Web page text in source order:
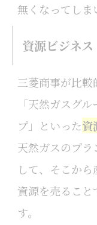
無くなってしま
資源ビジネス
三菱商事が比
「天然ガスグ
プ」といった資
天然ガスのプラ
して、そこか
資源を売るこ
す。